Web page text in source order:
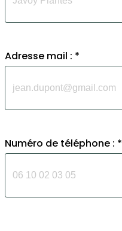
Adresse mail : *
Numéro de téléphone : *